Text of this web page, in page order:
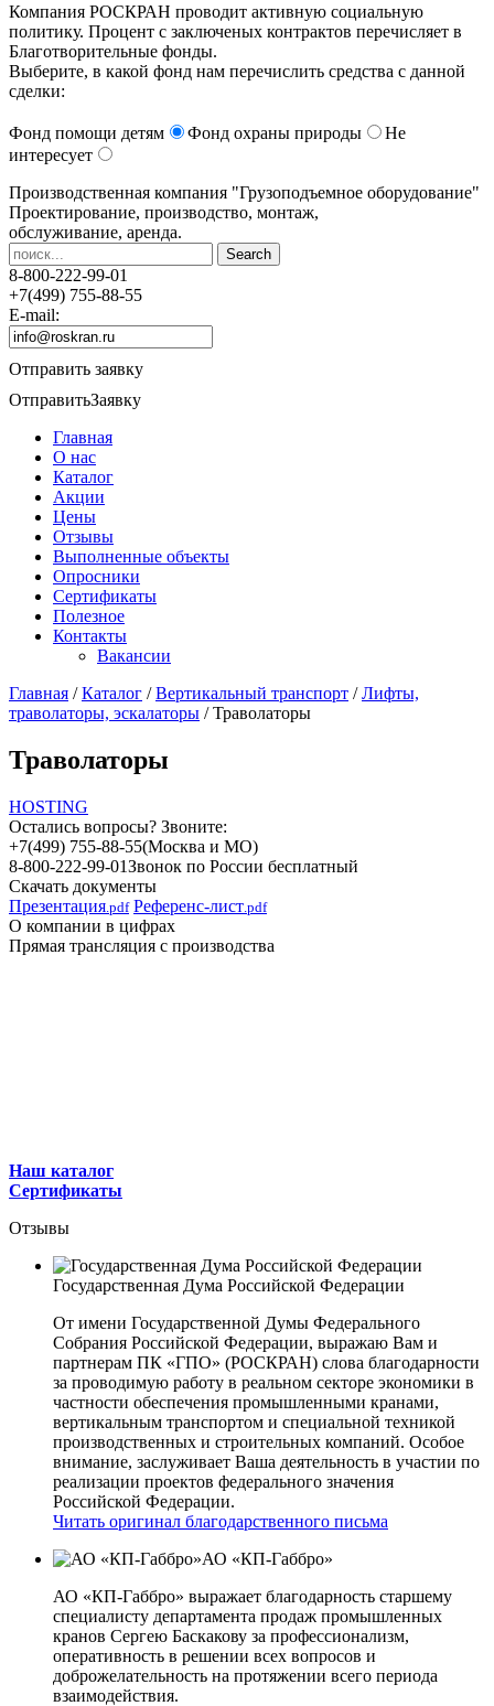
Компания РОСКРАН проводит активную социальную
политику. Процент с заключеных контрактов перечисляет в
Благотворительные фонды.
Выберите, в какой фонд нам перечислить средства с данной
сделки:
Фонд помощи детям Фонд охраны природы
Не
интересует
Производственная компания "Грузоподъемное оборудование"
Проектирование, производство, монтаж,
обслуживание, аренда.
8-800-222-99-01
+7(499) 755-88-55
E-mail:
Отправить заявку
ОтправитьЗаявку
Главная
О нас
Каталог
Акции
Цены
Отзывы
Выполненные объекты
Опросники
Сертификаты
Полезное
Контакты
Вакансии
Главная /Каталог /Вертикальный транспорт /Лифты,
траволаторы, эскалаторы /Траволаторы
Траволаторы
HOSTING
Остались вопросы? Звоните:
+7(499) 755-88-55(Москва и МО)
8-800-222-99-01Звонок по России бесплатный
Скачать документы
Презентация .pdf Референс-лист .pdf
О компании в цифрах
Прямая трансляция с производства
Наш каталог
Сертификаты
Отзывы
Государственная Дума Российской Федерации
От имени Государственной Думы Федерального
Собрания Российской Федерации, выражаю Вам и
партнерам ПК «ГПО» (РОСКРАН) слова благодарности
за проводимую работу в реальном секторе экономики в
частности обеспечения промышленными кранами,
вертикальным транспортом и специальной техникой
производственных и строительных компаний. Особое
внимание, заслуживает Ваша деятельность в участии по
реализации проектов федерального значения
Российской Федерации.
Читать оригинал благодарственного письма
АО «КП-Габбро»
АО «КП-Габбро» выражает благодарность старшему
специалисту департамента продаж промышленных
кранов Сергею Баскакову за профессионализм,
оперативность в решении всех вопросов и
доброжелательность на протяжении всего периода
взаимодействия.